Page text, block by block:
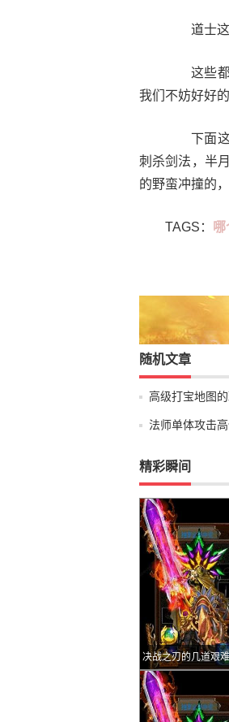
道士这个
这些都是
我们不妨好好
下面这些
刺杀剑法，半
的野蛮冲撞的
TAGS：
随机文章
高级打宝地图
法师单体攻击
精彩瞬间
决战之刃的几道艰